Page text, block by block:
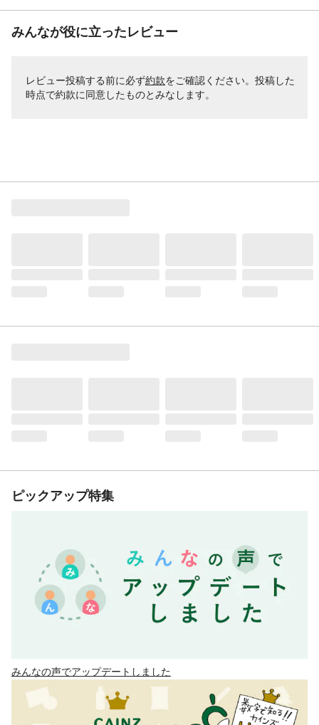
みんなが役に立ったレビュー
レビュー投稿する前に必ず約款をご確認ください。投稿した
時点で約款に同意したものとみなします。
ピックアップ特集
みんなの声でアップデートしました